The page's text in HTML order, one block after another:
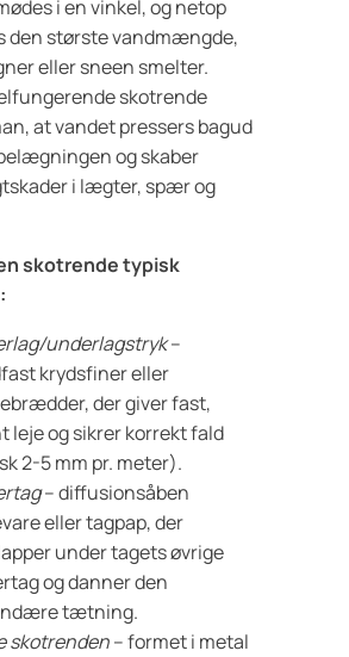
i en vinkel, og netop
den største vandmængde,
eller sneen smelter.
skotrende
at vandet pressers bagud
og skaber
i lægter, spær og
skotrende typisk
underlagstryk–
krydsfiner eller
der giver fast,
leje og sikrer korrekt fald
2-5 mm pr. meter).
– diffusionsåben
eller tagpap, der
under tagets øvrige
og danner den
tætning.
skotrenden– formet i metal